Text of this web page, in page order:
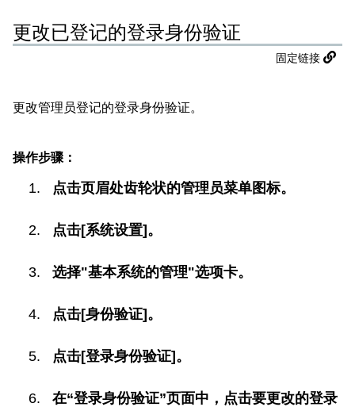
更改已登记的登录身份验证
固定链接
更改管理员登记的登录身份验证。
操作步骤：
点击页眉处齿轮状的管理员菜单图标。
点击[系统设置]。
选择"基本系统的管理"选项卡。
点击[身份验证]。
点击[登录身份验证]。
在“登录身份验证”页面中，点击要更改的登录